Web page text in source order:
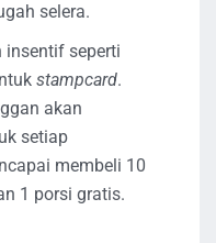
selera.
insentif seperti
stampcard.
akan
setiap
membeli 10
1 porsi gratis.